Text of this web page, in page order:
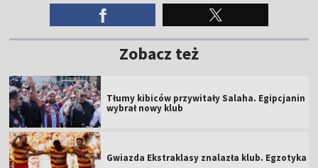
Zobacz też
Tłumy kibiców przywitały Salaha. Egipcjanin
wybrał nowy klub
Gwiazda Ekstraklasy znalazła klub. Egzotyka